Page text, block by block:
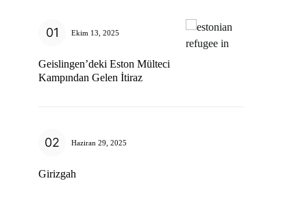
Ekim 13, 2025
Geislingen’deki Eston Mülteci
Kampından Gelen İtiraz
Haziran 29, 2025
Girizgah